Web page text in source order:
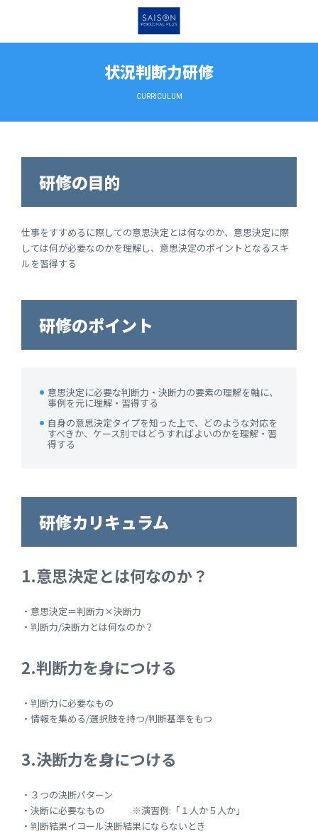
状況判断力研修
CURRICULUM
研修の目的
仕事をすすめるに際しての意思決定とは何なのか、意思決定に際
しては何が必要なのかを理解し、意思決定のポイントとなるスキ
ルを習得する
研修のポイント
意思決定に必要な判断力・決断力の要素の理解を軸に、
事例を元に理解・習得する
自身の意思決定タイプを知った上で、どのような対応を
すべきか、ケース別ではどうすればよいのかを理解・習
得する
研修カリキュラム
1.意思決定とは何なのか？
・意思決定＝判断力×決断力
・判断力/決断力とは何なのか？
2.判断力を身につける
・判断力に必要なもの
・情報を集める/選択肢を持つ/判断基準をもつ
3.決断力を身につける
・３つの決断パターン
・決断に必要なもの ※演習例:「１人か５人か」
・判断結果イコール決断結果にならないとき